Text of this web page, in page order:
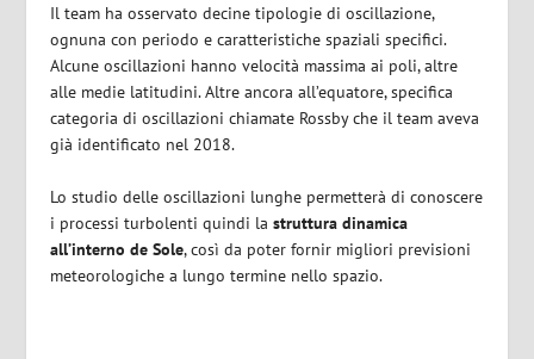
Il team ha osservato decine tipologie di oscillazione,
ognuna con periodo e caratteristiche spaziali specifici.
Alcune oscillazioni hanno velocità massima ai poli, altre
alle medie latitudini. Altre ancora all’equatore, specifica
categoria di oscillazioni chiamate Rossby che il team aveva
già identificato nel 2018.
Lo studio delle oscillazioni lunghe permetterà di conoscere
i processi turbolenti quindi lastruttura dinamica
all’interno de Sole, così da poter fornir migliori previsioni
meteorologiche a lungo termine nello spazio.